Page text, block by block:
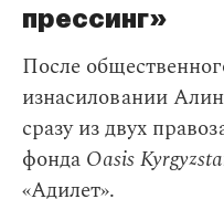
прессинг»
После
изнасиловании
сразу из двух
фонда Oasis
«Адилет».